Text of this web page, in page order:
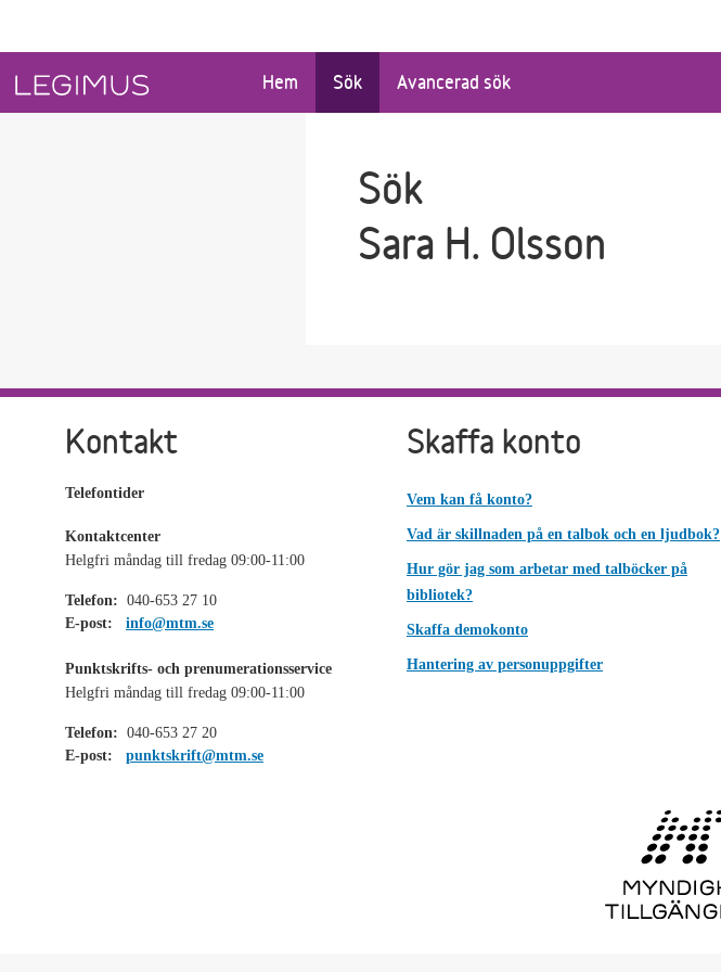
Hem Sök Avancerad sök
Sök
Sara H. Olsson
Kontakt
Telefontider
Kontaktcenter
Helgfri måndag till fredag 09:00-11:00
Telefon: 040-653 27 10
E-post:
info@mtm.se
Punktskrifts- och prenumerationsservice
Helgfri måndag till fredag 09:00-11:00
Telefon: 040-653 27 20
E-post:
punktskrift@mtm.se
Skaffa konto
Vem kan få konto?
Vad är skillnaden på en talbok och en ljudbok?
Hur gör jag som arbetar med talböcker på
bibliotek?
Skaffa demokonto
Hantering av personuppgifter